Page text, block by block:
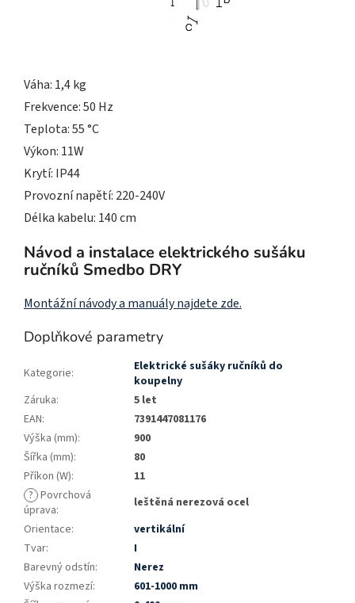
Váha: 1,4 kg
Frekvence: 50 Hz
Teplota: 55 °C
Výkon: 11W
Krytí: IP44
Provozní napětí: 220-240V
Délka kabelu: 140 cm
Návod a instalace elektrického sušáku
ručníků Smedbo DRY
Montážní návody a manuály najdete zde.
Doplňkové parametry
Kategorie:
Elektrické sušáky ručníků do
koupelny
Záruka:
5 let
EAN:
7391447081176
Výška (mm):
900
Šířka (mm):
80
Příkon (W):
11
? Povrchová
úprava:
leštěná nerezová ocel
Orientace:
vertikální
Tvar:
I
Barevný odstín:
Nerez
Výška rozmezí:
601-1000 mm